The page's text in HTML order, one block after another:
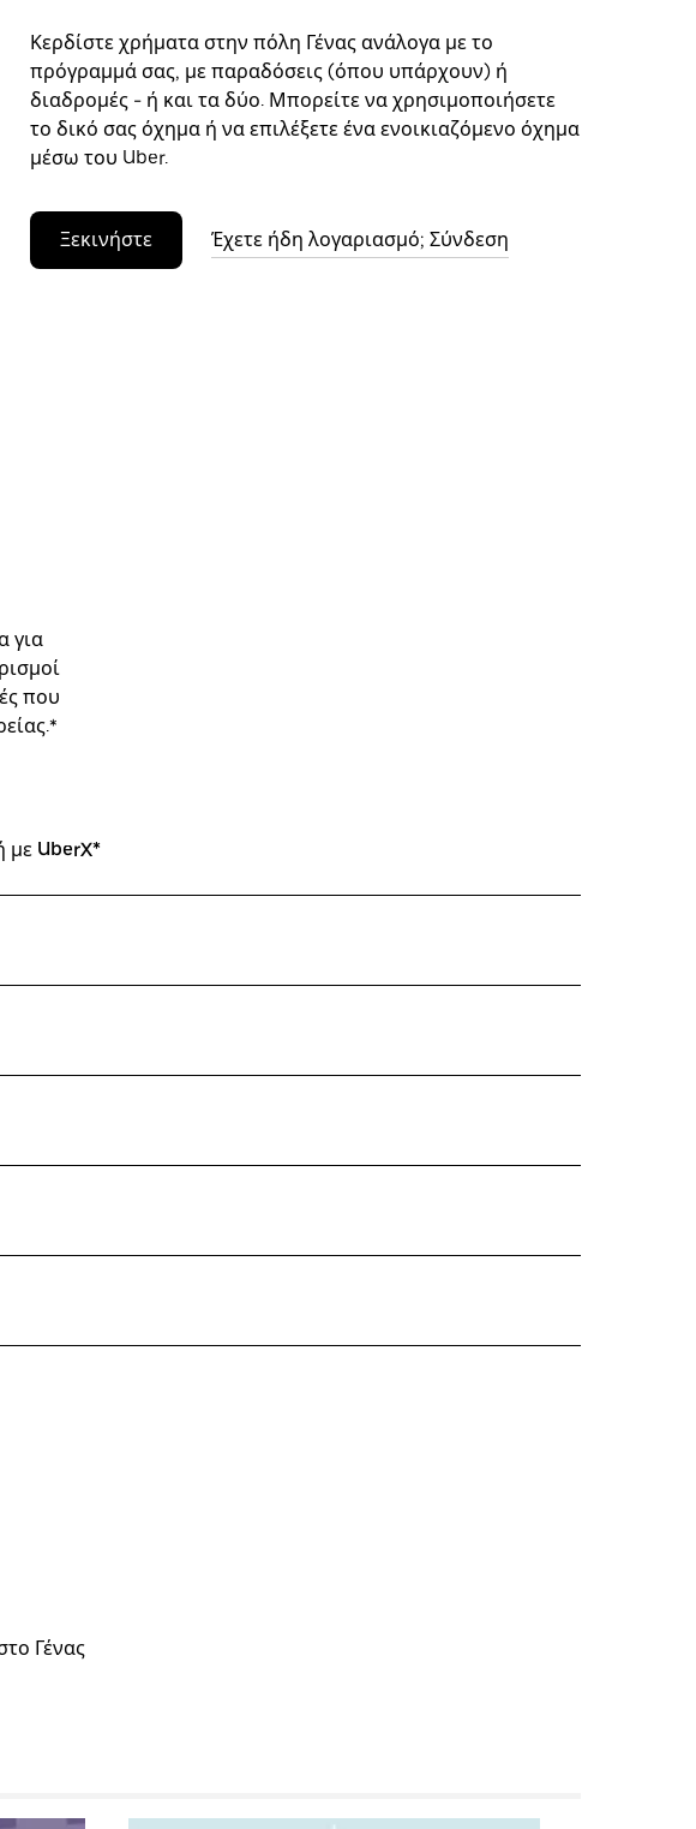
Κερδίστε χρήματα στην πόλη Γένας ανάλογα με το
πρόγραμμά σας, με παραδόσεις (όπου υπάρχουν) ή
διαδρομές - ή και τα δύο. Μπορείτε να χρησιμοποιήσετε
το δικό σας όχημα ή να επιλέξετε ένα ενοικιαζόμενο όχημα
μέσω του Uber.
Ξεκινήστε Έχετε ήδη λογαριασμό; Σύνδεση
για
που
με UberX*
Γένας